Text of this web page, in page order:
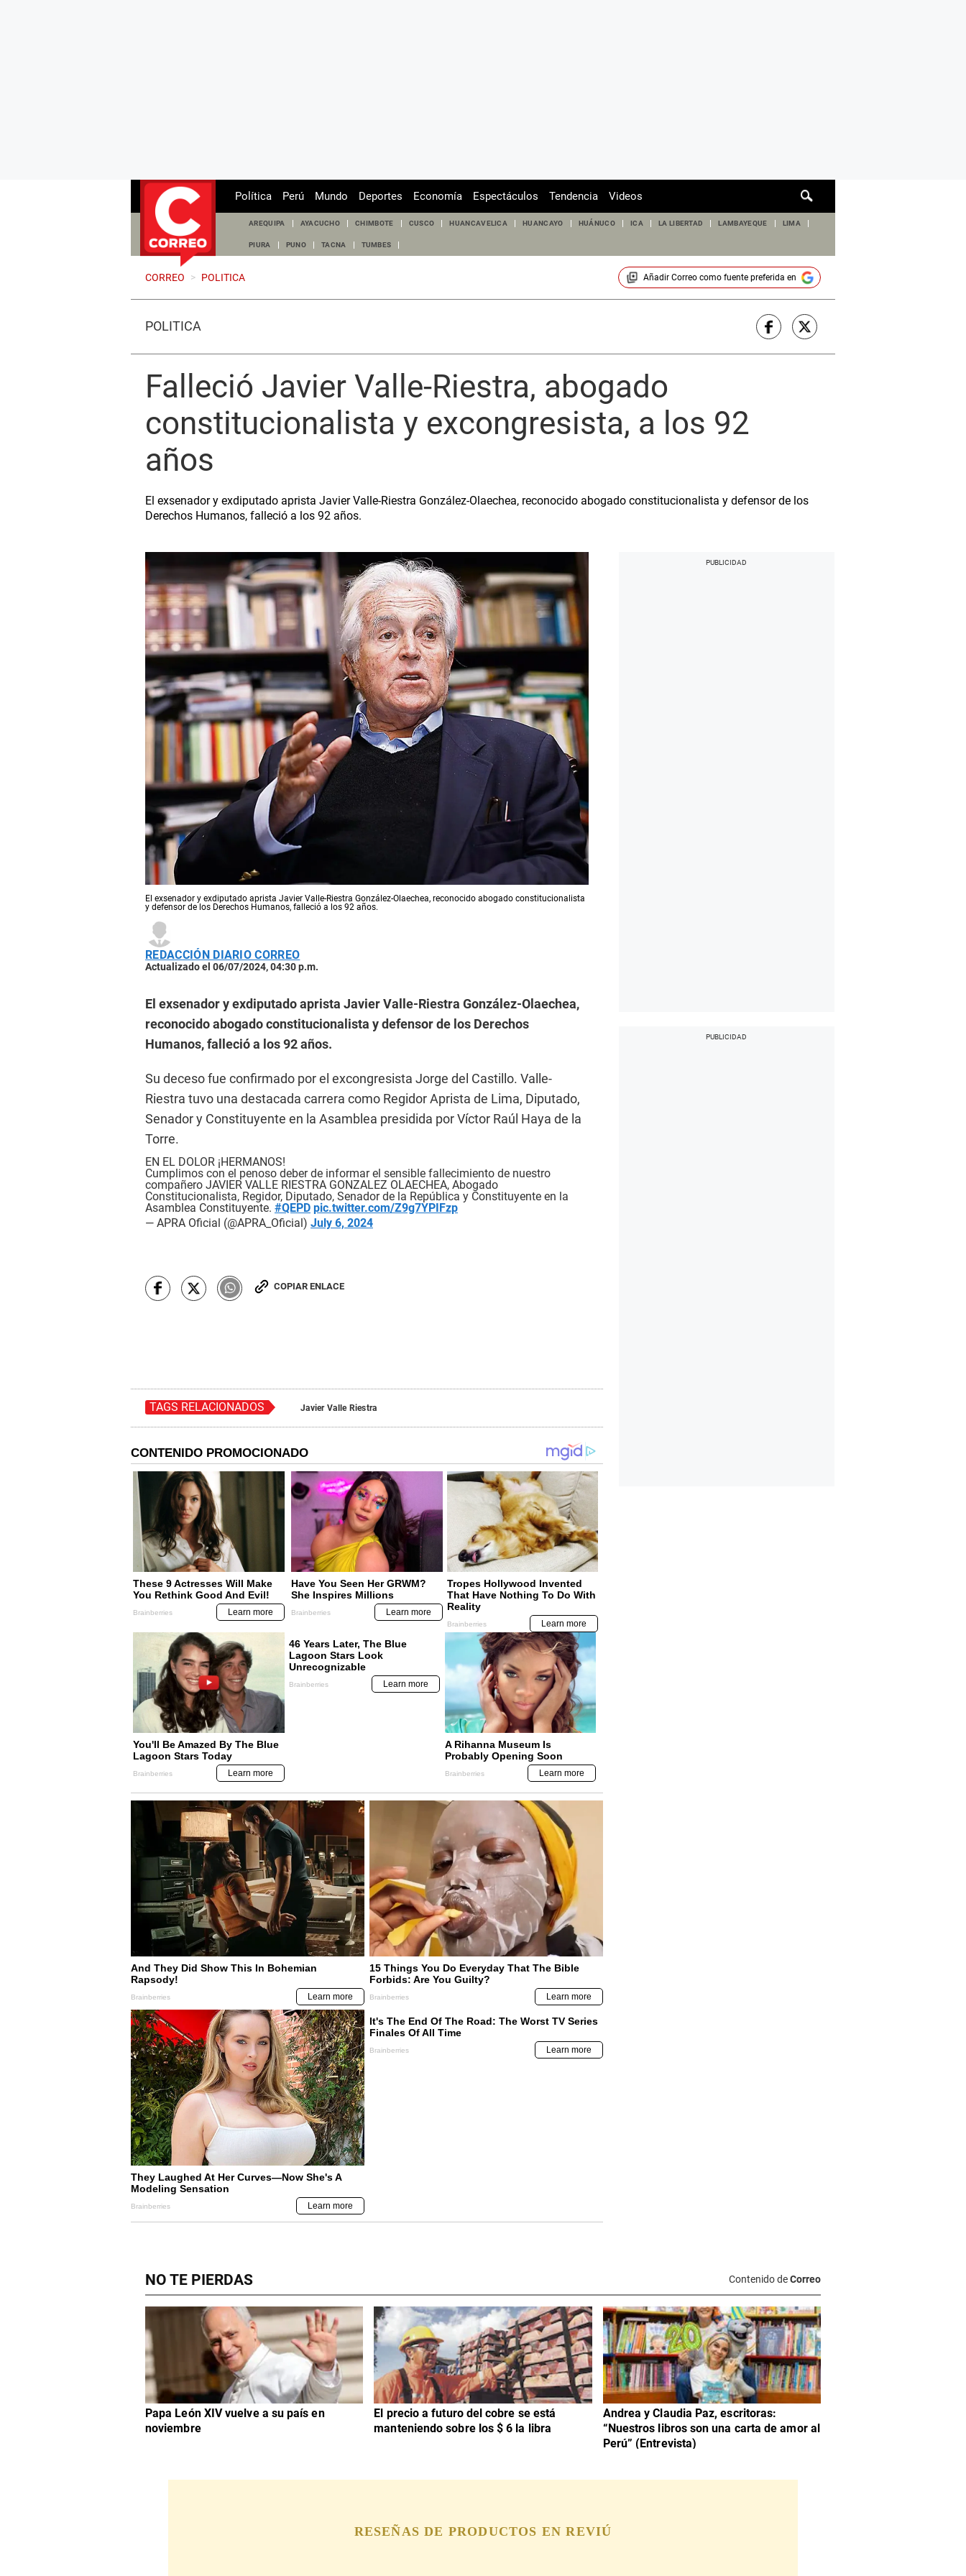
de
Política Perú Mundo Deportes Economía Espectáculos Tendencia Videos
AREQUIPA AYACUCHO CHIMBOTE CUSCO HUANCAVELICA HUANCAYO HUÁNUCO ICA LA LIBERTAD LAMBAYEQUE LIMA
PIURA PUNO TACNA TUMBES
CORREO > POLITICA Añadir Correocomo fuente preferida en
POLÍTICA
Falleció Javier Valle-Riestra, abogado
constitucionalista y excongresista, a los 92
años
El exsenador y exdiputado aprista Javier Valle-Riestra González-Olaechea, reconocido abogado constitucionalista y defensor de los
Derechos Humanos, falleció a los 92 años.
El exsenador y exdiputado aprista Javier Valle-Riestra González-Olaechea, reconocido abogado constitucionalista
y defensor de los Derechos Humanos, falleció a los 92 años.
REDACCIÓN DIARIO CORREO
Actualizado el 06/07/2024, 04:30 p.m.
El exsenador y exdiputado aprista Javier Valle-Riestra González-Olaechea,
reconocido abogado constitucionalista y defensor de los Derechos
Humanos, falleció a los 92 años.
Su deceso fue confirmado por el excongresista Jorge del Castillo. Valle-
Riestra tuvo una destacada carrera como Regidor Aprista de Lima, Diputado,
Senador y Constituyente en la Asamblea presidida por Víctor Raúl Haya de la
Torre.
EN EL DOLOR ¡HERMANOS!
Cumplimos con el penoso deber de informar el sensible fallecimiento de nuestro
compañero JAVIER VALLE RIESTRA GONZALEZ OLAECHEA, Abogado
Constitucionalista, Regidor, Diputado, Senador de la República y Constituyente en la
Asamblea Constituyente. #QEPD pic.twitter.com/Z9g7YPIFzp
— APRA Oficial (@APRA_Oficial) July 6, 2024
COPIAR ENLACE
TAGS RELACIONADOS Javier Valle Riestra
NO TE PIERDAS Contenido deCorreo
Papa León XIV vuelve a su país en
noviembre
El precio a futuro del cobre se está
manteniendo sobre los $ 6 la libra
Andrea y Claudia Paz, escritoras:
“Nuestros libros son una carta de amor al
Perú” (Entrevista)